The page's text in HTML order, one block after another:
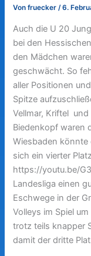
Vonfruecker/6.
Auch die U 20
bei den
den Mädchen
geschwächt. So
aller Positionen
Spitze
Vellmar, Kriftel
Biedenkopf waren
Wiesbaden könnte
sich ein vierter
https://youtu.be/
Landesliga einen
Eschwege in der
Volleys im Spiel
trotz teils knapper
damit der dritte